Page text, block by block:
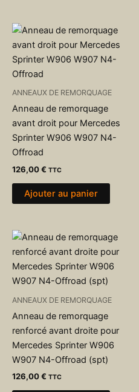
ANNEAUX DE REMORQUAGE
Anneau de remorquage
avant droit pour Mercedes
Sprinter W906 W907 N4-
Offroad
126,00€ TTC
Ajouter au panier
ANNEAUX DE REMORQUAGE
Anneau de remorquage
renforcé avant droite pour
Mercedes Sprinter W906
W907 N4-Offroad (spt)
126,00€ TTC